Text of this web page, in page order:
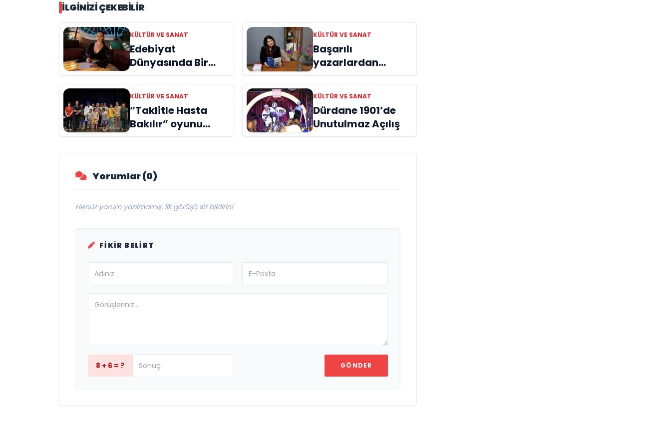
İLGINIZI ÇEKEBILIR
KÜLTÜR VE SANAT
Edebiyat
Dünyasında Bir
Genç Deha
Doğuyor: Dilruba
Engin ve Zift Karası
Evreni ‘AVENOİR’
KÜLTÜR VE SANAT
Başarılı
yazarlardan
Azime Savaş’tan
başucu kitabı
“Emanet”
raflardaki yerini
aldı
KÜLTÜR VE SANAT
“Taklitle Hasta
Bakılır” oyunu
engelleri sanatla
aştı
KÜLTÜR VE SANAT
Dürdane 1901’de
Unutulmaz Açılış
Yorumlar (0)
Henüz yorum yazılmamış. İlk görüşü siz bildirin!
FIKIR BELIRT
8 + 6 = ? GÖNDER